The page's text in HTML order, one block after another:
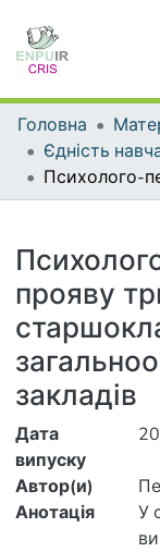
Головна
прояву
закладів
Дата
випуску
Автор(и)
Анотація
У